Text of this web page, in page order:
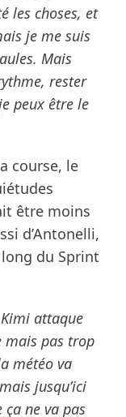
les choses, et
je me suis
Mais
rester
peux être le
course, le
être moins
d’Antonelli,
du Sprint
attaque
mais pas trop
météo va
jusqu’ici
ça ne va pas